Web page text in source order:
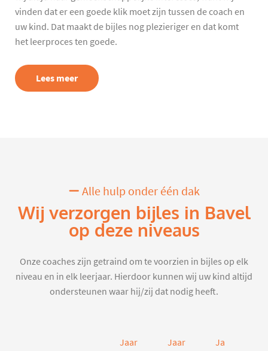
vinden dat er een goede klik moet zijn tussen de coach en
uw kind. Dat maakt de bijles nog plezieriger en dat komt
het leerproces ten goede.
Lees meer
Alle hulp onder één dak
Wij verzorgen bijles in Bavel
op deze niveaus
Onze coaches zijn getraind om te voorzien in bijles op elk
niveau en in elk leerjaar. Hierdoor kunnen wij uw kind altijd
ondersteunen waar hij/zij dat nodig heeft.
Jaar
Jaar
Jaar